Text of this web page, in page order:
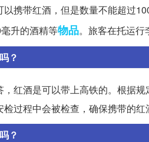
携带红酒，但是数量不能超过
升的酒精等物品。旅客在托运行
？
红酒是可以带上高铁的。根据
过程中会被检查，确保携带的红
？